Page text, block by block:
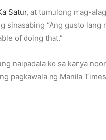
Satur, at tumulong mag-
sinasabing “Ang gusto
of doing that.”
naipadala ko sa kanya
pagkawala ng Manila